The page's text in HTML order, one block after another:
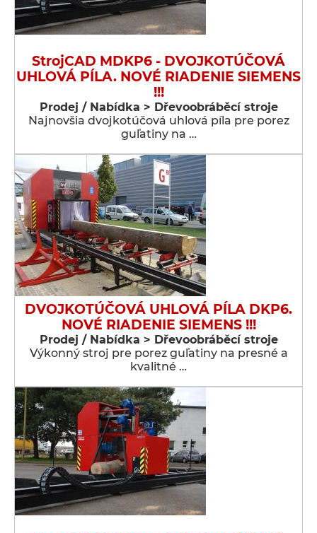
StrojCAD MDKP6 - DVOJKOTÚČOVÁ
UHLOVÁ PÍLA. NOVÉ RIADENIE SIEMENS
!!!
Prodej / Nabídka > Dřevoobráběcí stroje
Najnovšia dvojkotúčová uhlová píla pre porez
guľatiny na …
DVOJKOTÚČOVÁ UHLOVÁ PÍLA DKP6.
NOVÉ RIADENIE SIEMENS !!!
Prodej / Nabídka > Dřevoobráběcí stroje
Výkonný stroj pre porez guľatiny na presné a
kvalitné …